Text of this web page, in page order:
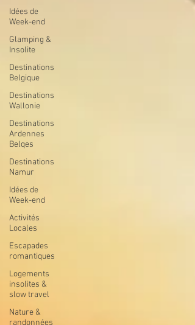
Idées de
Week-end
Glamping &
Insolite
Destinations
Belgique
Destinations
Wallonie
Destinations
Ardennes
Belqes
Destinations
Namur
Idées de
Week-end
Activités
Locales
Escapades
romantiques
Logements
insolites &
slow travel
Nature &
randonnées